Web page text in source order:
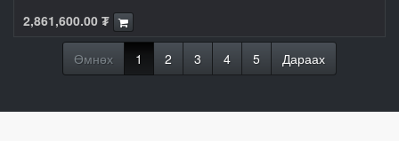
2,861,600.00 ₮
Өмнөх 1 2 3 4 5 Дараах